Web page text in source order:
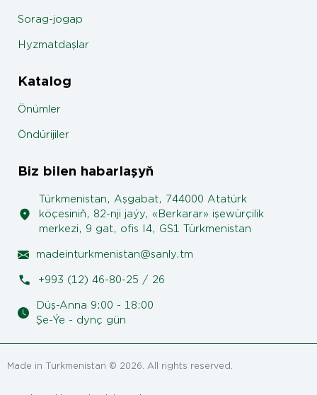
Sorag-jogap
Hyzmatdaşlar
Katalog
Önümler
Öndürijiler
Biz bilen habarlaşyň
Türkmenistan, Aşgabat, 744000 Atatürk
köçesiniň, 82-nji jaýy, «Berkarar» işewürçilik
merkezi, 9 gat, ofis I4, GS1 Türkmenistan
madeinturkmenistan@sanly.tm
+993 (12) 46-80-25 / 26
Düş-Anna 9:00 - 18:00
Şe-Ýe - dynç gün
Made in Turkmenistan © 2026. All rights reserved.